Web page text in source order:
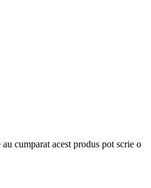
cumparat acest produs pot scrie o